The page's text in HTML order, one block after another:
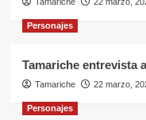
Personajes
Tamariche entrevista
Tamariche 22 marzo,
Personajes